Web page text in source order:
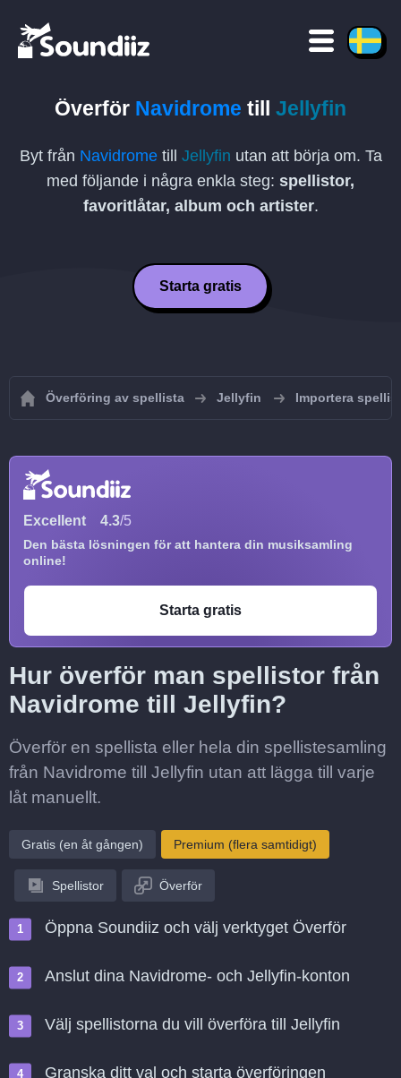
Överför Navidrome till Jellyfin
Byt från Navidrometill Jellyfin utan att börja om. Ta
med följande i några enkla steg: spellistor,
favoritlåtar, album och artister.
Starta gratis
Överföring av spellista Jellyfin Importera
Excellent 4.3/5
Den bästa lösningen för att hantera din musiksamling
online!
Starta gratis
Hur överför man spellistor från
Navidrome till Jellyfin?
Överför en spellista eller hela din spellistesamling
från Navidrome till Jellyfin utan att lägga till varje
låt manuellt.
Gratis (en åt gången) Premium (flera samtidigt)
Spellistor Överför
Öppna Soundiiz och välj verktyget Överför
Anslut dina Navidrome- och Jellyfin-konton
Välj spellistorna du vill överföra till Jellyfin
Granska ditt val och starta överföringen